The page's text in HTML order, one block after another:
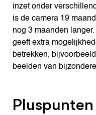
inzet onder
is de camera 19
nog 3 maanden
geeft extra
betrekken,
beelden van